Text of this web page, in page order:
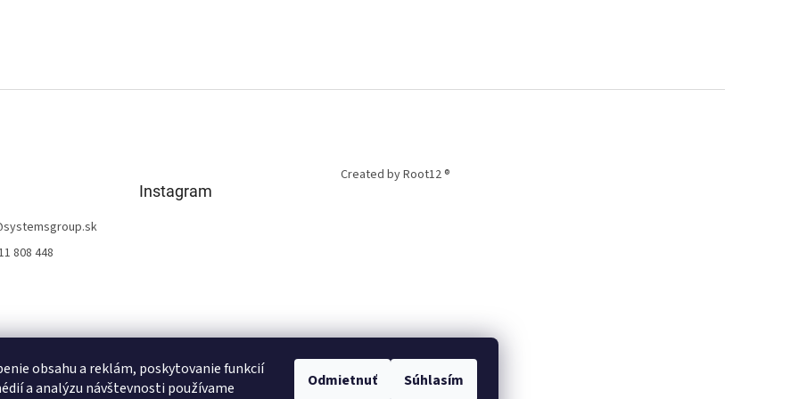
obsahu a reklám, poskytovanie funkcií
a analýzu návštevnosti používame
Odmietnuť Súhlasím
systemsgroup.sk
808 448
Instagram
Created by Root12 ®